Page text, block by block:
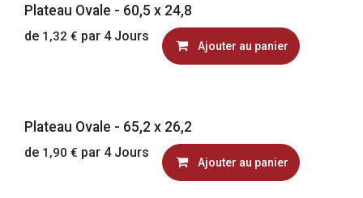
Plateau Ovale - 60,5 x 24,8
de 1,32 € par 4 Jours
Ajouter au panier
Plateau Ovale - 65,2 x 26,2
de 1,90 € par 4 Jours
Ajouter au panier